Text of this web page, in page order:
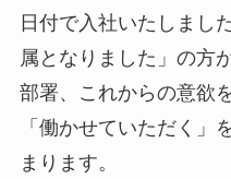
日付で入社いたしまし
属となりました」の方
部署、これからの意欲
「働かせていただく」
まります。